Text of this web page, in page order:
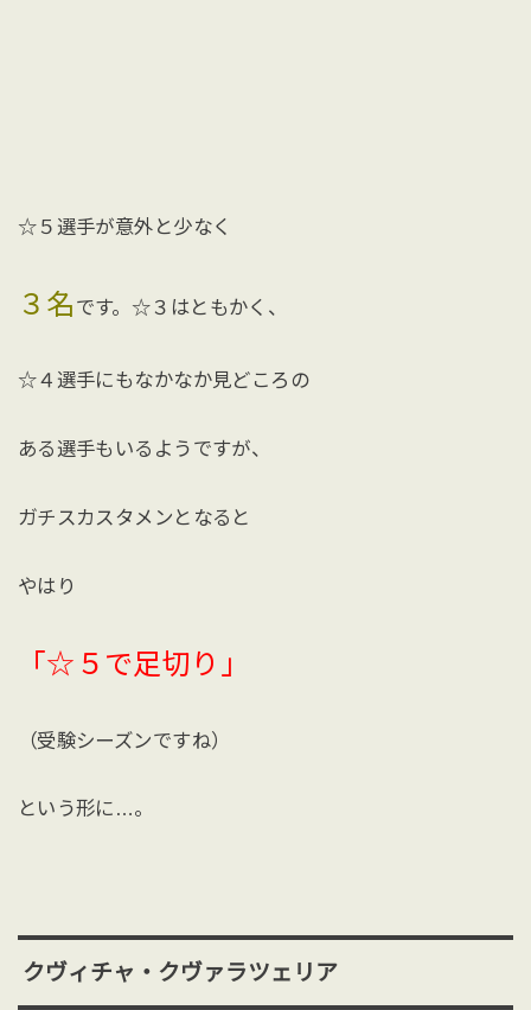
☆５選手が意外と少なく
３名 です。☆３はともかく、
☆４選手にもなかなか見どころの
ある選手もいるようですが、
ガチスカスタメンとなると
やはり
「☆５で足切り」
（受験シーズンですね）
という形に…。
クヴィチャ・クヴァラツェリア